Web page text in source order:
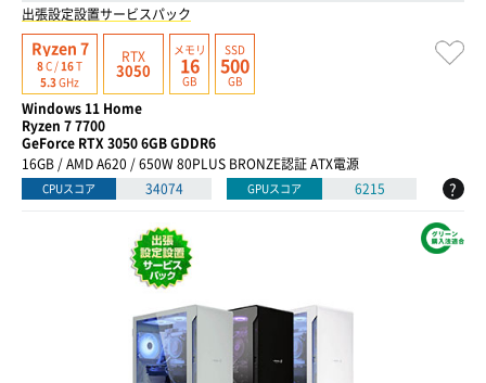
出張設定設置サービスパック
Ryzen 7
8C /16T
5.3GHz
RTX
3050
メモリ
16
GB
SSD
500
GB
Windows 11 Home
Ryzen 7 7700
GeForce RTX 3050 6GB GDDR6
16GB / AMD A620 / 650W 80PLUS BRONZE認証 ATX電源
CPUスコア 34074 GPUスコア 6215 ?